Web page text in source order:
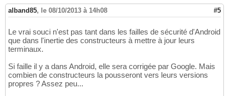
alband85, le 08/10/2013 à 14h08 #5
Le vrai souci n'est pas tant dans les failles de sécurité d'Android
que dans l'inertie des constructeurs à mettre à jour leurs
terminaux.
Si faille il y a dans Android, elle sera corrigée par Google. Mais
combien de constructeurs la pousseront vers leurs versions
propres ? Assez peu...